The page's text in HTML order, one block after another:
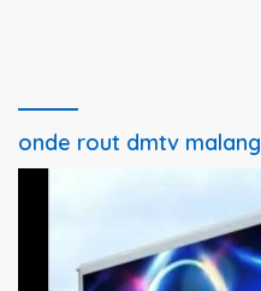
onde rout dmtv malang